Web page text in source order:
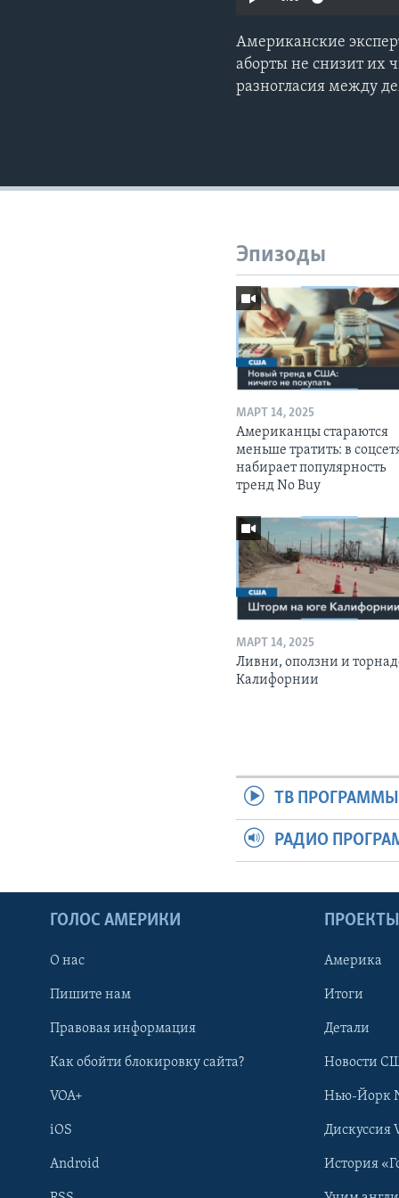
Американские
аборты не снизит их
разногласия между
Эпизоды
МАРТ 14, 2025
Американцы стараются
меньше тратить: в
набирает популярность
тренд No Buy
МАРТ 14, 2025
Ливни, оползни и
Калифорнии
ТВ ПРОГРАММЫ
РАДИО
ГОЛОС АМЕРИКИ
О нас
Пишите нам
Правовая информация
Как обойти блокировку сайта?
VOA+
iOS
Android
ПРОЕКТЫ
Америка
Итоги
Детали
Новости
Нью-Йорк
Дискуссия
История